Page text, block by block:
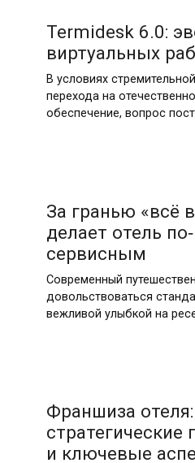
Termidesk 6.0:
виртуальных
В условиях
перехода на
обеспечение, вопрос
За гранью «всё
делает отель
сервисным
Современный
довольствоваться
вежливой улыбкой на
Франшиза отеля:
и ключевые